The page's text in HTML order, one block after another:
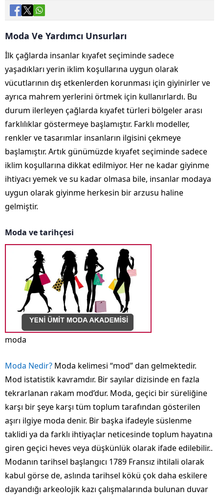
Moda Ve Yardımcı Unsurları
İlk çağlarda insanlar kıyafet seçiminde sadece
yaşadıkları yerin iklim koşullarına uygun olarak
vücutlarının dış etkenlerden korunması için giyinirler ve
ayrıca mahrem yerlerini örtmek için kullanırlardı. Bu
durum ilerleyen çağlarda kıyafet türleri bölgeler arası
farklılıklar göstermeye başlamıştır. Farklı modeller,
renkler ve tasarımlar insanların ilgisini çekmeye
başlamıştır. Artık günümüzde kıyafet seçiminde sadece
iklim koşullarına dikkat edilmiyor. Her ne kadar giyinme
ihtiyacı yemek ve su kadar olmasa bile, insanlar modaya
uygun olarak giyinme herkesin bir arzusu haline
gelmiştir.
Moda ve tarihçesi
moda
Moda Nedir? Moda kelimesi “mod” dan gelmektedir.
Mod istatistik kavramdır. Bir sayılar dizisinde en fazla
tekrarlanan rakam mod’dur. Moda, geçici bir süreliğine
karşı bir şeye karşı tüm toplum tarafından gösterilen
aşırı ilgiye moda denir. Bir başka ifadeyle süslenme
taklidi ya da farklı ihtiyaçlar neticesinde toplum hayatına
giren geçici heves veya düşkünlük olarak ifade edilebilir..
Modanın tarihsel başlangıcı 1789 Fransız ihtilali olarak
kabul görse de, aslında tarihsel kökü çok daha eskilere
dayandığı arkeolojik kazı çalışmalarında bulunan duvar